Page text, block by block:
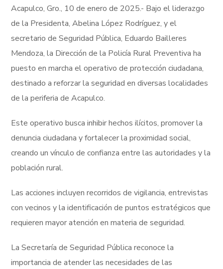
Acapulco, Gro., 10 de enero de 2025.- Bajo el liderazgo
de la Presidenta, Abelina López Rodríguez, y el
secretario de Seguridad Pública, Eduardo Bailleres
Mendoza, la Dirección de la Policía Rural Preventiva ha
puesto en marcha el operativo de protección ciudadana,
destinado a reforzar la seguridad en diversas localidades
de la periferia de Acapulco.
Este operativo busca inhibir hechos ilícitos, promover la
denuncia ciudadana y fortalecer la proximidad social,
creando un vínculo de confianza entre las autoridades y la
población rural.
Las acciones incluyen recorridos de vigilancia, entrevistas
con vecinos y la identificación de puntos estratégicos que
requieren mayor atención en materia de seguridad.
La Secretaría de Seguridad Pública reconoce la
importancia de atender las necesidades de las